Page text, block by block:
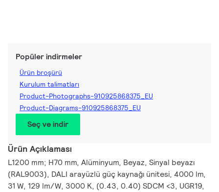
Popüler indirmeler
Ürün broşürü
Kurulum talimatları
Product-Photographs-910925868375_EU
Product-Diagrams-910925868375_EU
Seç ve indir
Ürün Açıklaması
L1200 mm; H70 mm, Alüminyum, Beyaz, Sinyal beyazı
(RAL9003), DALI arayüzlü güç kaynağı ünitesi, 4000 lm,
31 W, 129 lm/W, 3000 K, (0.43, 0.40) SDCM <3, UGR19,